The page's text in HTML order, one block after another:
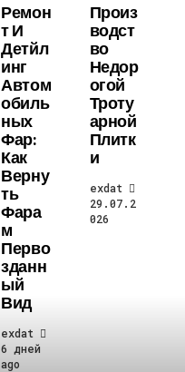
Ремон
Т И
Детйл
Инг
Автом
Обиль
Ных
Фар:
Как
Верну
Ть
Фара
М
Перво
Зданн
Ый
Вид
exdat
6 дней
ago
Произ
Водст
Во
Недор
Огой
Троту
Арной
Плитк
И
exdat
29.07.2
026